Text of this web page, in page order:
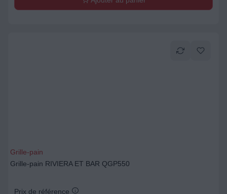
Grille-pain
Grille-pain RIVIERA ET BAR QGP550
Prix de référence